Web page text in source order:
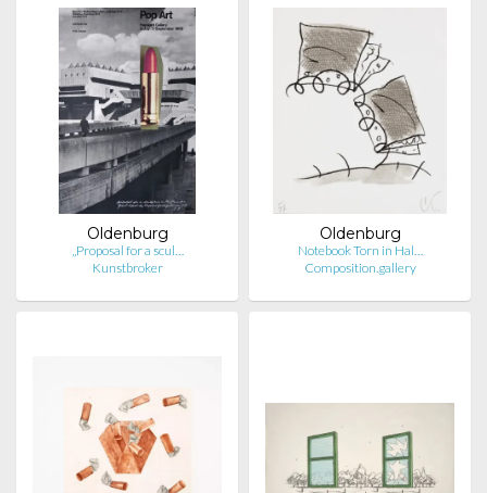
Oldenburg
„Proposal for a scul…
Kunstbroker
Oldenburg
Notebook Torn in Hal…
Composition.gallery